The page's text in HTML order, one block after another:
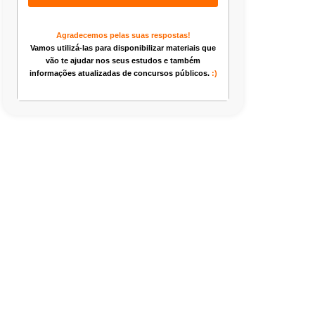
Agradecemos pelas suas respostas!
Vamos utilizá-las para disponibilizar materiais que
vão te ajudar nos seus estudos e também
informações atualizadas de concursos públicos. :)